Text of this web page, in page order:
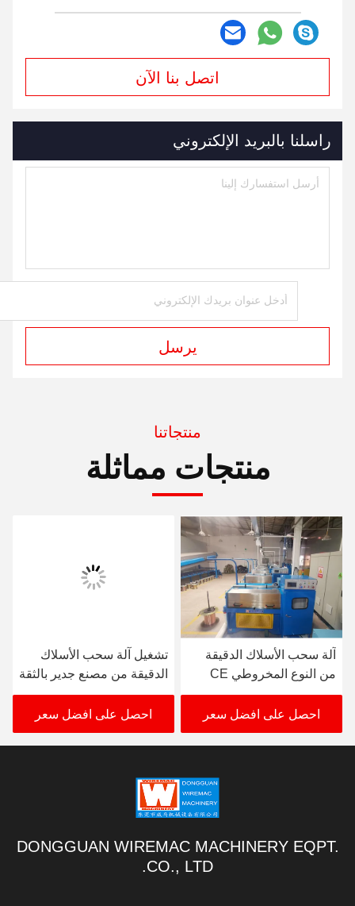
اتصل بنا الآن
راسلنا بالبريد الإلكتروني
يرسل
منتجاتنا
منتجات مماثلة
آلة سحب الأسلاك الدقيقة
من النوع المخروطي CE
380V-480V تتحرك متزامن
احصل على افضل سعر
تشغيل آلة سحب الأسلاك
الدقيقة من مصنع جدير بالثقة
احصل على افضل سعر
DONGGUAN WIREMAC MACHINERY EQPT.
CO., LTD.